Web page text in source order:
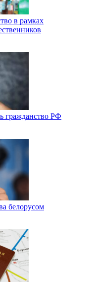
в рамках
гражданство РФ
белорусом